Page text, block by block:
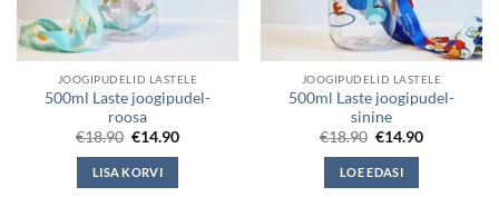
JOOGIPUDELID LASTELE
500ml Laste joogipudel-
roosa
€18.90 Algne
oli:
€18.90.
€14.90Current
LISA KORVI
JOOGIPUDELID LASTELE
500ml Laste joogipudel-
sinine
€18.90 Algne
oli:
€18.90.
€14.90Current
LOE EDASI